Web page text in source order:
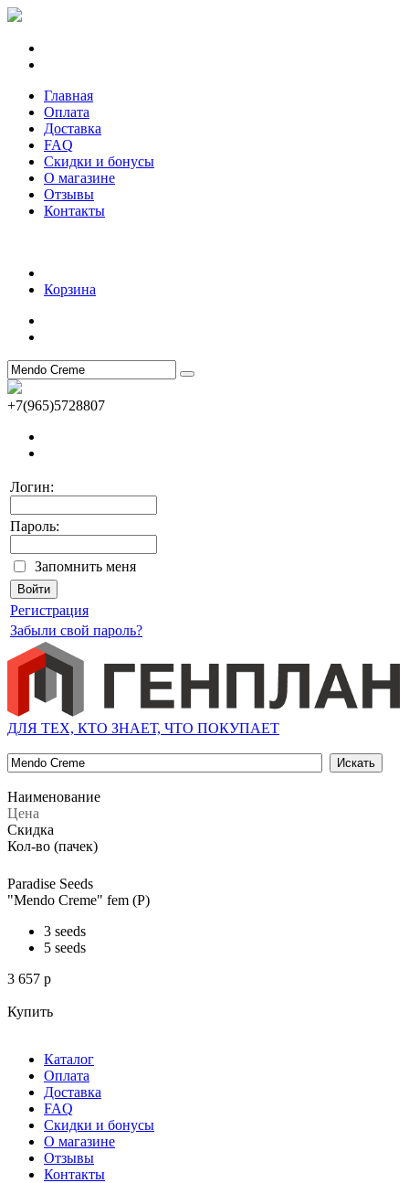
Главная
Оплата
Доставка
FAQ
Скидки и бонусы
О магазине
Отзывы
Контакты
Корзина
+7(965)5728807
Логин:
Пароль:
Запомнить меня
Регистрация
Забыли свой пароль?
ДЛЯ ТЕХ, КТО ЗНАЕТ, ЧТО ПОКУПАЕТ
Наименование
Цена
Скидка
Кол-во (пачек)
Paradise Seeds
"Mendo Creme" fem (P)
3 seeds
5 seeds
3 657 p
Купить
Каталог
Оплата
Доставка
FAQ
Скидки и бонусы
О магазине
Отзывы
Контакты